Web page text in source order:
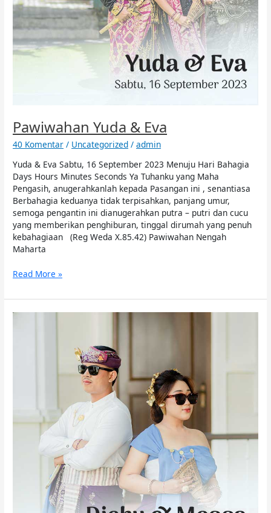
Pawiwahan Yuda & Eva
40 Komentar / Uncategorized /admin
Yuda & Eva Sabtu, 16 September 2023 Menuju Hari Bahagia
Days Hours Minutes Seconds Ya Tuhanku yang Maha
Pengasih, anugerahkanlah kepada Pasangan ini , senantiasa
Berbahagia keduanya tidak terpisahkan, panjang umur,
semoga pengantin ini dianugerahkan putra – putri dan cucu
yang memberikan penghiburan, tinggal dirumah yang penuh
kebahagiaan (Reg Weda X.85.42) Pawiwahan Nengah
Maharta
Read More »
Resepsi